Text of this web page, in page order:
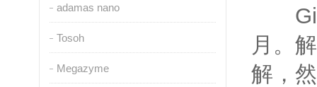
adamas nano
Tosoh
Megazyme
月。
解，